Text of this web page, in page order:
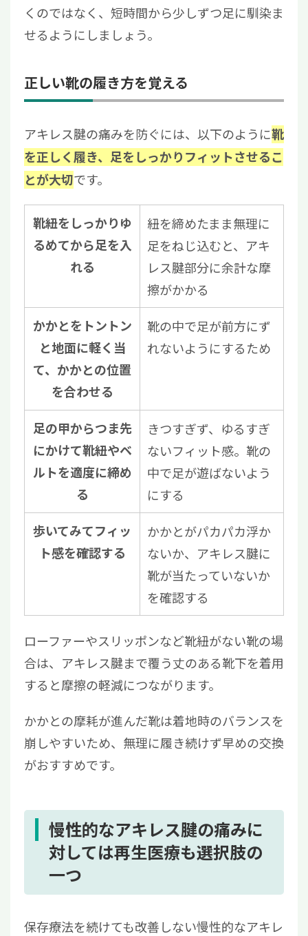
くのではなく、短時間から少しずつ足に馴染ま
せるようにしましょう。
正しい靴の履き方を覚える
アキレス腱の痛みを防ぐには、以下のように靴
を正しく履き、足をしっかりフィットさせるこ
とが大切です。
靴紐をしっかりゆ
るめてから足を入
れる
紐を締めたまま無理に
足をねじ込むと、アキ
レス腱部分に余計な摩
擦がかかる
かかとをトントン
と地面に軽く当
て、かかとの位置
を合わせる
靴の中で足が前方にず
れないようにするため
足の甲からつま先
にかけて靴紐やベ
ルトを適度に締め
る
きつすぎず、ゆるすぎ
ないフィット感。靴の
中で足が遊ばないよう
にする
歩いてみてフィッ
ト感を確認する
かかとがパカパカ浮か
ないか、アキレス腱に
靴が当たっていないか
を確認する
ローファーやスリッポンなど靴紐がない靴の場
合は、アキレス腱まで覆う丈のある靴下を着用
すると摩擦の軽減につながります。
かかとの摩耗が進んだ靴は着地時のバランスを
崩しやすいため、無理に履き続けず早めの交換
がおすすめです。
慢性的なアキレス腱の痛みに
対しては再生医療も選択肢の
一つ
保存療法を続けても改善しない慢性的なアキレ